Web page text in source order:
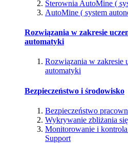
Sterownia AutoMine (
AutoMine ( system
Rozwiązania w zakresie
automatyki
Rozwiązania w zakresie
automatyki
Bezpieczeństwo i środowisko
Bezpieczeństwo
Wykrywanie zbliżania
Monitorowanie i
Support